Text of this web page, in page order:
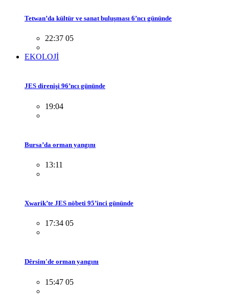
Tetwan’da kültür ve sanat buluşması 6’ncı gününde
22:37 05
EKOLOJİ
JES direnişi 96’ncı gününde
19:04
Bursa’da orman yangını
13:11
Xwarik’te JES nöbeti 95’inci gününde
17:34 05
Dêrsim'de orman yangını
15:47 05